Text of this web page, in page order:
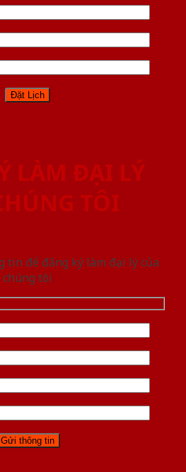
LÀM ĐẠI LÝ
TÔI
tin để đăng ký làm đại lý của
chúng tôi